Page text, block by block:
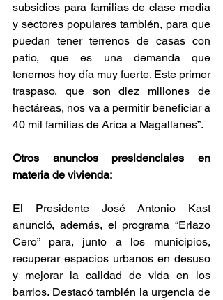
subsidios para familias de clase media
y sectores populares también, para que
puedan tener terrenos de casas con
patio, que es una demanda que
tenemos hoy día muy fuerte. Este primer
traspaso, que son diez millones de
hectáreas, nos va a permitir beneficiar a
40 mil familias de Arica a Magallanes”.
Otros anuncios presidenciales en
materia de vivienda:
El Presidente José Antonio Kast
anunció, además, el programa “Eriazo
Cero” para, junto a los municipios,
recuperar espacios urbanos en desuso
y mejorar la calidad de vida en los
barrios. Destacó también la urgencia de